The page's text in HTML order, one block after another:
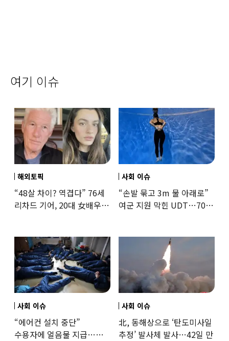
여기 이슈
해외토픽
“48살 차이? 역겹다” 76세
리차드 기어, 20대 女배우와
사회 이슈
“손발 묶고 3m 물 아래로”
여군 지원 막힌 UDT…707
사회 이슈
“에어컨 설치 중단”
수용자에 얼음물 지급…
사회 이슈
北, 동해상으로 ‘탄도미사일
추정’ 발사체 발사…42일 만